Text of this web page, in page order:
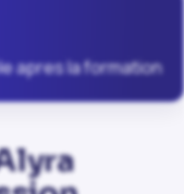
apres la formation